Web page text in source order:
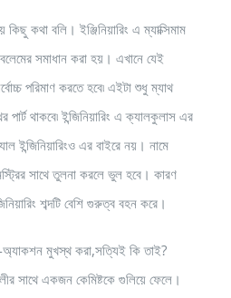
কিছু কথা বলি। ইঞ্জিনিয়ারিং এ ম্যাক্সিমাম
সমাধান করা হয়। এখানে যেই
পরিমাণ করতে হবে৷ এইটা শুধু ম্যাথ
পার্ট থাকবে৷ ইন্জিনিয়ারিং এ ক্যালকুলাস এর
ইন্জিনিয়ারিংও এর বাইরে নয়। নামে
সাথে তুলনা করলে ভুল হবে। কারণ
শব্দটি বেশি গুরুত্ব বহন করে।
অ্যাকশন মুখস্থ করা,সত্যিই কি তাই?
সাথে একজন কেমিষ্টকে গুলিয়ে ফেলে।